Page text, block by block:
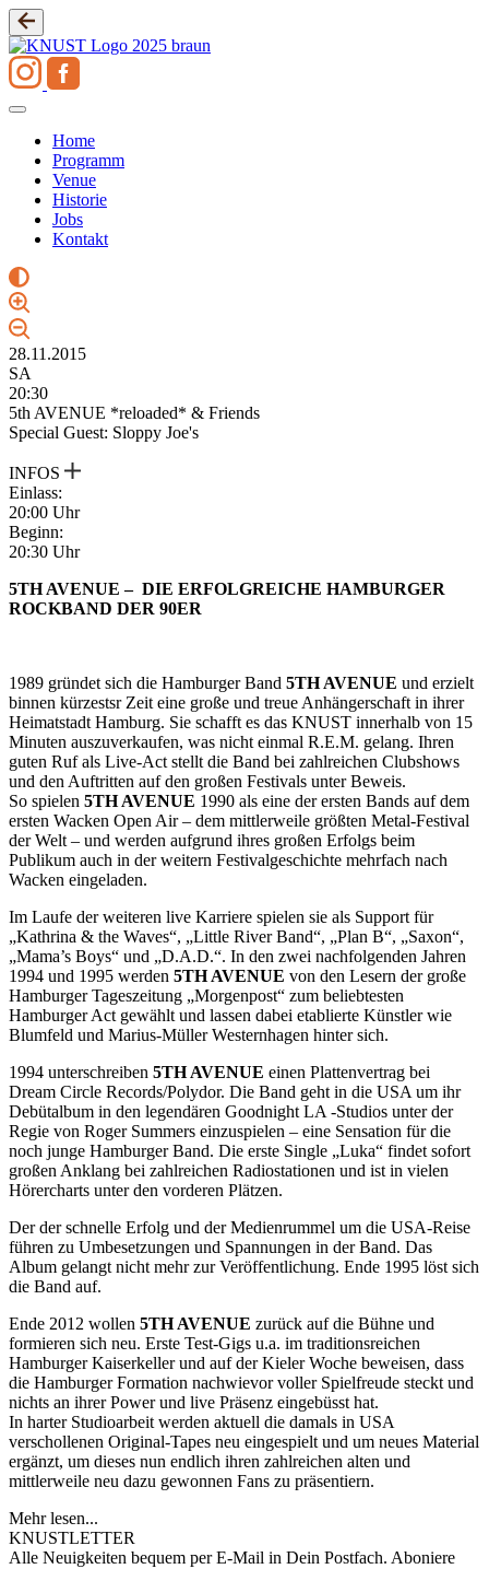
Zum
Inhalt
springen
Home
Programm
Venue
Historie
Jobs
Kontakt
28.11.2015
SA
20:30
5th AVENUE *reloaded* & Friends
Special Guest: Sloppy Joe's
INFOS
Einlass:
20:00 Uhr
Beginn:
20:30 Uhr
5TH AVENUE – DIE ERFOLGREICHE HAMBURGER
ROCKBAND DER 90ER
1989 gründet sich die Hamburger Band 5TH AVENUE und erzielt
binnen kürzestsr Zeit eine große und treue Anhängerschaft in ihrer
Heimatstadt Hamburg. Sie schafft es das KNUST innerhalb von 15
Minuten auszuverkaufen, was nicht einmal R.E.M. gelang. Ihren
guten Ruf als Live-Act stellt die Band bei zahlreichen Clubshows
und den Auftritten auf den großen Festivals unter Beweis.
So spielen 5TH AVENUE 1990 als eine der ersten Bands auf dem
ersten Wacken Open Air – dem mittlerweile größten Metal-Festival
der Welt – und werden aufgrund ihres großen Erfolgs beim
Publikum auch in der weitern Festivalgeschichte mehrfach nach
Wacken eingeladen.
Im Laufe der weiteren live Karriere spielen sie als Support für
„Kathrina & the Waves“, „Little River Band“, „Plan B“, „Saxon“,
„Mama’s Boys“ und „D.A.D.“. In den zwei nachfolgenden Jahren
1994 und 1995 werden 5TH AVENUE von den Lesern der große
Hamburger Tageszeitung „Morgenpost“ zum beliebtesten
Hamburger Act gewählt und lassen dabei etablierte Künstler wie
Blumfeld und Marius-Müller Westernhagen hinter sich.
1994 unterschreiben 5TH AVENUE einen Plattenvertrag bei
Dream Circle Records/Polydor. Die Band geht in die USA um ihr
Debütalbum in den legendären Goodnight LA -Studios unter der
Regie von Roger Summers einzuspielen – eine Sensation für die
noch junge Hamburger Band. Die erste Single „Luka“ findet sofort
großen Anklang bei zahlreichen Radiostationen und ist in vielen
Hörercharts unter den vorderen Plätzen.
Der der schnelle Erfolg und der Medienrummel um die USA-Reise
führen zu Umbesetzungen und Spannungen in der Band. Das
Album gelangt nicht mehr zur Veröffentlichung. Ende 1995 löst sich
die Band auf.
Ende 2012 wollen 5TH AVENUE zurück auf die Bühne und
formieren sich neu. Erste Test-Gigs u.a. im traditionsreichen
Hamburger Kaiserkeller und auf der Kieler Woche beweisen, dass
die Hamburger Formation nachwievor voller Spielfreude steckt und
nichts an ihrer Power und live Präsenz eingebüsst hat.
In harter Studioarbeit werden aktuell die damals in USA
verschollenen Original-Tapes neu eingespielt und um neues Material
ergänzt, um dieses nun endlich ihren zahlreichen alten und
mittlerweile neu dazu gewonnen Fans zu präsentiern.
Mehr lesen...
KNUSTLETTER
Alle Neuigkeiten bequem per E-Mail in Dein Postfach. Aboniere